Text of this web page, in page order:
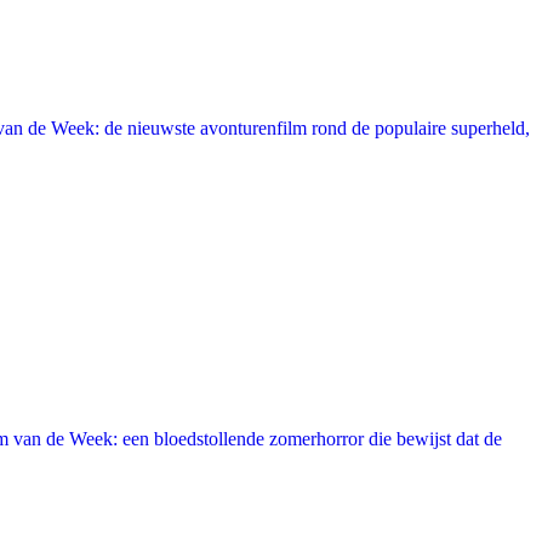
de Week: de nieuwste avonturenfilm rond de populaire superheld,
de Week: een bloedstollende zomerhorror die bewijst dat de